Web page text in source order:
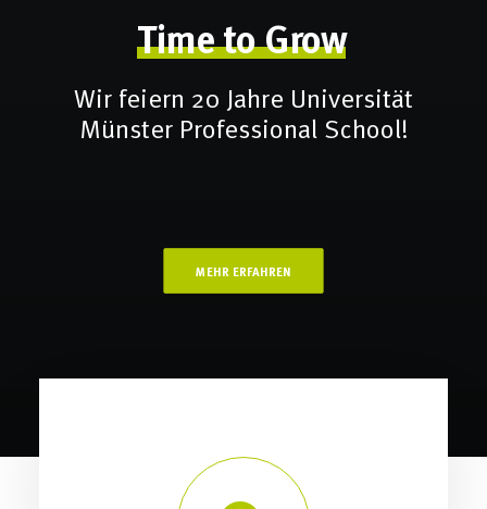
TimetoGrow
Wir feiern 20 Jahre Universität
Münster Professional School!
MEHR ERFAHREN